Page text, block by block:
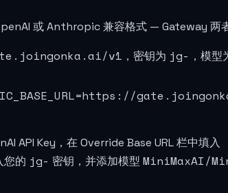
或 Anthropic 兼容格式 — Gateway 两
v1 ，密钥为 jg- ，模型
API Key，在 Override Base URL 栏中填入
您的 jg- 密钥，并添加模型 MiniMaxAI/